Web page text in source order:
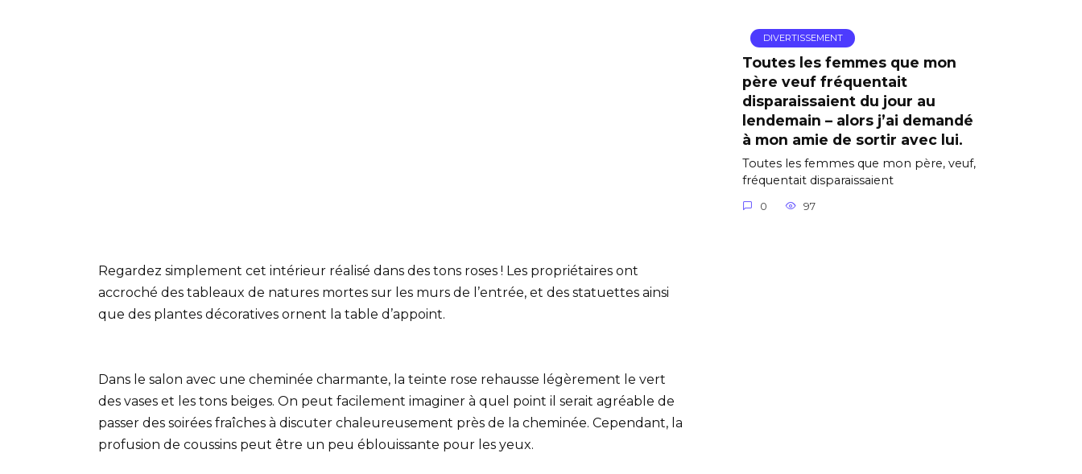
Regardez simplement cet intérieur réalisé dans des tons roses ! Les propriétaires ont
accroché des tableaux de natures mortes sur les murs de l’entrée, et des statuettes ainsi
que des plantes décoratives ornent la table d’appoint.
Dans le salon avec une cheminée charmante, la teinte rose rehausse légèrement le vert
des vases et les tons beiges. On peut facilement imaginer à quel point il serait agréable de
passer des soirées fraîches à discuter chaleureusement près de la cheminée. Cependant, la
profusion de coussins peut être un peu éblouissante pour les yeux.
DIVERTISSEMENT
Toutes les femmes que mon
père veuf fréquentait
disparaissaient du jour au
lendemain – alors j’ai demandé
à mon amie de sortir avec lui.
Toutes les femmes que mon père, veuf,
fréquentait disparaissaient
0 97